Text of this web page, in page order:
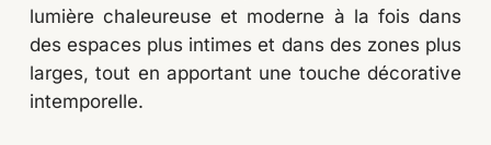
lumière chaleureuse et moderne à la fois dans
des espaces plus intimes et dans des zones plus
larges, tout en apportant une touche décorative
intemporelle.